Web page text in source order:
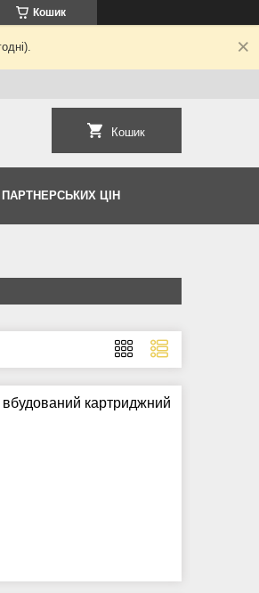
Кошик
Кошик
ЦІН
картриджний